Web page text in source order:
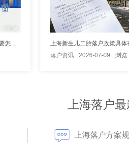
上海新生儿二胎落户政策具
落户资讯
2026-07-09 浏览
上海落户
上海落户方案